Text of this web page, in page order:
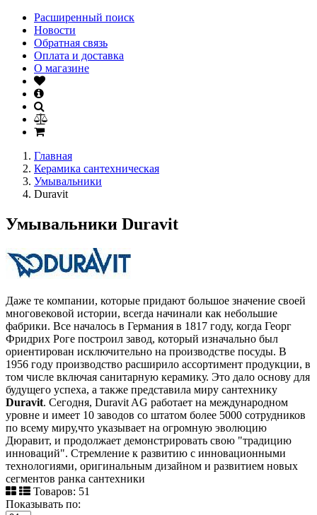
Расширенный поиск
Новости
Обратная связь
Оплата и доставка
О магазине
Главная
Керамика сантехническая
Умывальники
Duravit
Умывальники Duravit
Даже те компании, которые придают большое значение своей
многовековой истории, всегда начинали как небольшие
фабрики. Все началось в Германия в 1817 году, когда Георг
Фридрих Роге построил завод, который изначально был
ориентирован исключительно на производстве посуды. В
1956 году производство расширило ассортимент продукции, в
том числе включая санитарную керамику. Это дало основу для
будущего успеха, а также представила миру сантехнику
Duravit. Сегодня, Duravit AG работает на международном
уровне и имеет 10 заводов со штатом более 5000 сотрудников
по всему миру,что указывает на огромную эволюцию
Дюравит, и продолжает демонстрировать свою "традицию
инноваций". Стремление к развитию с инновационными
технологиями, оригинальным дизайном и развитием новых
сегментов ранка сантехники
Товаров: 51
Показывать по: